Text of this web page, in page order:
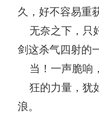
久，好不容易重
无奈之下，只
剑这杀气四射的
当！一声脆响
狂的力量，犹
浪。